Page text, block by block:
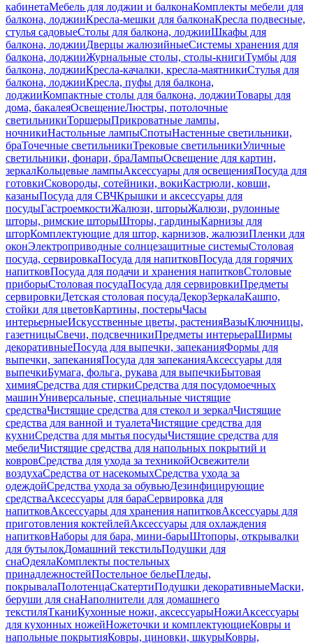
кабинетаМебель для лоджии и балконаКомплекты мебели для
балкона, лоджииКресла-мешки для балконаКресла подвесные,
стулья садовыеСтолы для балкона, лоджииШкафы для
балкона, лоджииДверцы жалюзийныеСистемы хранения для
балкона, лоджииЖурнальные столы, столы-книгиТумбы для
балкона, лоджииКресла-качалки, кресла-маятникиСтулья для
балкона, лоджииКресла, пуфы для балкона,
лоджииКомпактные столы для балкона, лоджииТовары для
дома, бакалеяОсвещениеЛюстры, потолочные
светильникиТоршерыПрикроватные лампы,
ночникиНастольные лампыСпотыНастенные светильники,
браТочечные светильникиТрековые светильникиУличные
светильники, фонари, браЛампыОсвещение для картин,
зеркалКольцевые лампыАксессуары для освещенияПосуда для
готовкиСковороды, сотейники, вокиКастрюли, ковши,
казаныПосуда для СВЧКрышки и аксессуары для
посудыГастроемкостиЖалюзи, шторыЖалюзи, рулонные
шторы, римские шторыШторы, гардиныКарнизы для
шторКомплектующие для штор, карнизов, жалюзиПленки для
оконЭлектроприводные солнцезащитные системыСтоловая
посуда, сервировкаПосуда для напитковПосуда для горячих
напитковПосуда для подачи и хранения напитковСтоловые
приборыСтоловая посудаПосуда для сервировкиПредметы
сервировкиДетская столовая посудаДекорЗеркалаКашпо,
стойки для цветовКартины, постерыЧасы
интерьерныеИскусственные цветы, растенияВазыКлючницы,
газетницыСвечи, подсвечникиПредметы интерьераШирмы
декоративныеПосуда для выпечки, запеканияФормы для
выпечки, запеканияПосуда для запеканияАксессуары для
выпечкиБумага, фольга, рукава для выпечкиБытовая
химияСредства для стиркиСредства для посудомоечных
машинУниверсальные, специальные чистящие
средстваЧистящие средства для стекол и зеркалЧистящие
средства для ванной и туалетаЧистящие средства для
кухниСредства для мытья посудыЧистящие средства для
мебелиЧистящие средства для напольных покрытий и
ковровСредства для ухода за техникойОсвежители
воздухаСредства от насекомыхСредства ухода за
одеждойСредства ухода за обувьюДезинфицирующие
средстваАксессуары для бараСервировка для
напитковАксессуары для хранения напитковАксессуары для
приготовления коктейлейАксессуары для охлаждения
напитковНаборы для бара, мини-барыШтопоры, открывалки
для бутылокДомашний текстильПодушки для
снаОдеялаКомплекты постельных
принадлежностейПостельное бельеПледы,
покрывалаПолотенцаСкатертиПодушки декоративныеМаски,
беруши для снаНаполнители для домашнего
текстиляТканиКухонные ножи, аксессуарыНожиАксессуары
для кухонных ножейНожеточки и комплектующиеКовры и
напольные покрытияКовры, циновки, шкурыКовры,